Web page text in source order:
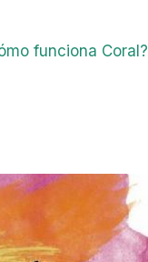
funciona Coral?